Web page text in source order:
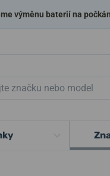
výměnu baterií na